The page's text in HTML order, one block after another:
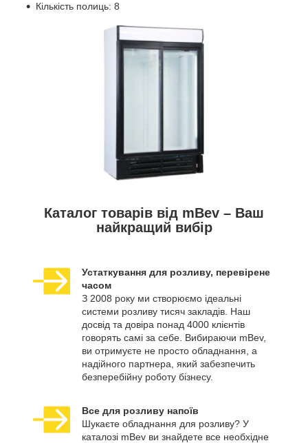
Кількість полиць: 8
Каталог товарів від mBev – Ваш
найкращий вибір
Устаткування для розливу, перевірене
часом
З 2008 року ми створюємо ідеальні
системи розливу тисяч закладів. Наш
досвід та довіра понад 4000 клієнтів
говорять самі за себе. Вибираючи mBev,
ви отримуєте не просто обладнання, а
надійного партнера, який забезпечить
безперебійну роботу бізнесу.
Все для розливу напоїв
Шукаєте обладнання для розливу? У
каталозі mBev ви знайдете все необхідне